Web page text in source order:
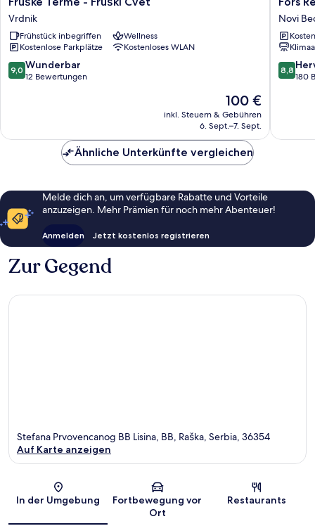
Terme
-
Fruški
Cvet
Vrdnik
Vrdnik
Frühstück inbegriffen
Wellness
Kostenlose Parkplätze
Kostenloses WLAN
9.0
von
9,0 Wunderbar
12 Bewertungen
Der
Preis
beträgt
100 €
inkl. Steuern & Gebühren
6. Sept.–7. Sept.
Resort
&
Spa
Novi
Novi
8.8
von
8,8
180
Ähnliche Unterkünfte vergleichen
Melde dich an, um verfügbare Rabatte und Vorteile
anzuzeigen. Mehr Prämien für noch mehr Abenteuer!
Anmelden Jetzt kostenlos registrieren
Zur Gegend
Karte
Stefana Prvovencanog BB Lisina, BB, Raška, Serbia, 36354
Auf Karte anzeigen
In der Umgebung
Fortbewegung vor
Ort
Restaurants